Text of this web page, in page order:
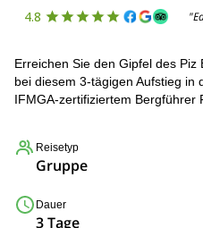
4.8
Erreichen Sie den Gipfel des
bei diesem 3-tägigen Aufstieg in
IFMGA-zertifiziertem Bergführer
Reisetyp
Gruppe
Dauer
3 Tage